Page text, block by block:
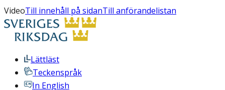
VideoTill innehåll på sidanTill anförandelistan
Lättläst
Teckenspråk
In English